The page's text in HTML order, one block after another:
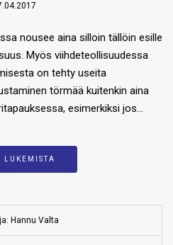
nousee aina silloin tällöin esille
Myös viihdeteollisuudessa
on tehty useita
törmää kuitenkin aina
esimerkiksi jos…
LUKEMISTA
Hannu Valta